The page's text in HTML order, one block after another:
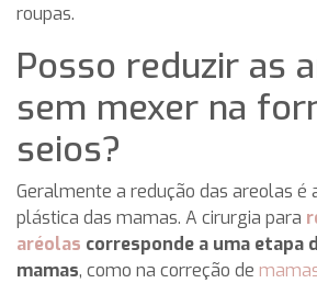
roupas.
Posso reduzir as
sem mexer na
seios?
Geralmente a redução das areolas é
plástica das mamas. A cirurgia para
aréolas corresponde a uma etapa
mamas, como na correção de